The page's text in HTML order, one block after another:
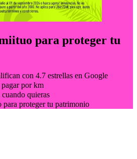
para proteger tu
con 4.7 estrellas en Google
por km
quieras
proteger tu patrimonio